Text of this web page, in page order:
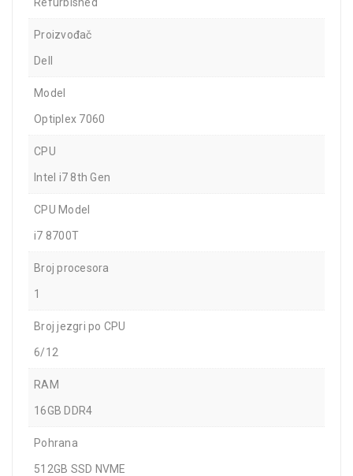
Proizvođač
Dell
Model
Optiplex 7060
CPU
Intel i7 8th Gen
CPU Model
i7 8700T
Broj procesora
1
Broj jezgri po CPU
6/12
RAM
16GB DDR4
Pohrana
512GB SSD NVME